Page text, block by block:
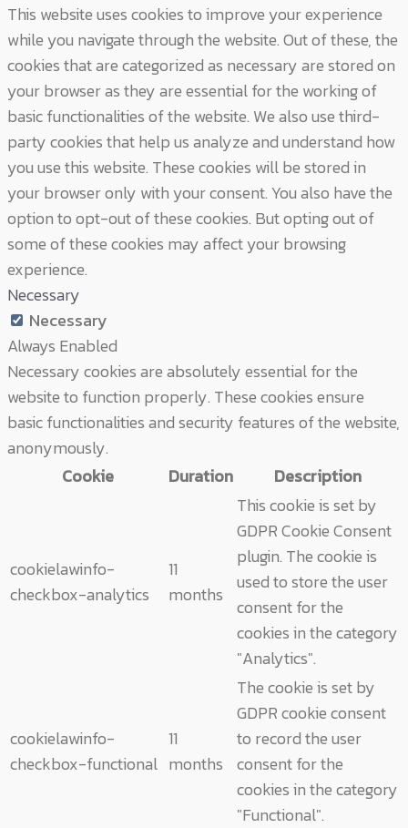
This website uses cookies to improve your experience
while you navigate through the website. Out of these, the
cookies that are categorized as necessary are stored on
your browser as they are essential for the working of
basic functionalities of the website. We also use third-
party cookies that help us analyze and understand how
you use this website. These cookies will be stored in
your browser only with your consent. You also have the
option to opt-out of these cookies. But opting out of
some of these cookies may affect your browsing
experience.
Necessary
Necessary
Always Enabled
Necessary cookies are absolutely essential for the
website to function properly. These cookies ensure
basic functionalities and security features of the website,
anonymously.
Cookie
Duration Description
cookielawinfo-
checkbox-analytics
11
months
This cookie is set by
GDPR Cookie Consent
plugin. The cookie is
used to store the user
consent for the
cookies in the category
"Analytics".
cookielawinfo-
checkbox-functional
11
months
The cookie is set by
GDPR cookie consent
to record the user
consent for the
cookies in the category
"Functional".